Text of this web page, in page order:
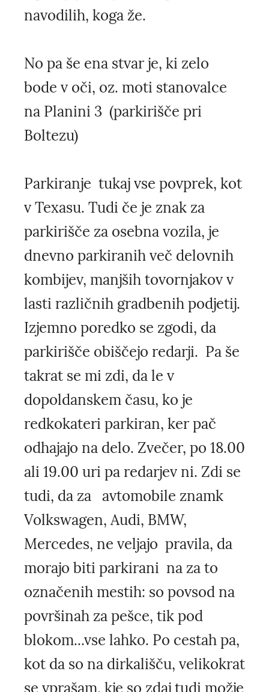
navodilih, koga že.
No pa še ena stvar je, ki zelo
bode v oči, oz. moti stanovalce
na Planini 3 (parkirišče pri
Boltezu)
Parkiranje tukaj vse povprek, kot
v Texasu. Tudi če je znak za
parkirišče za osebna vozila, je
dnevno parkiranih več delovnih
kombijev, manjših tovornjakov v
lasti različnih gradbenih podjetij.
Izjemno poredko se zgodi, da
parkirišče obiščejo redarji. Pa še
takrat se mi zdi, da le v
dopoldanskem času, ko je
redkokateri parkiran, ker pač
odhajajo na delo. Zvečer, po 18.00
ali 19.00 uri pa redarjev ni. Zdi se
tudi, da za avtomobile znamk
Volkswagen, Audi, BMW,
Mercedes, ne veljajo pravila, da
morajo biti parkirani na za to
označenih mestih: so povsod na
površinah za pešce, tik pod
blokom...vse lahko. Po cestah pa,
kot da so na dirkališču, velikokrat
se vprašam, kje so zdaj tudi možje